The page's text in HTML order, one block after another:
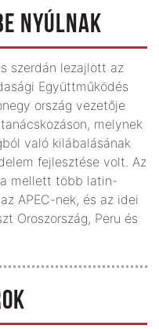
NYÚLNAK
szerdán lezajlott az
Együttműködés
ország vezetője
melynek
való kilábalásának
fejlesztése volt. Az
mellett több latin-
APEC-nek, és az idei
Oroszország, Peru és